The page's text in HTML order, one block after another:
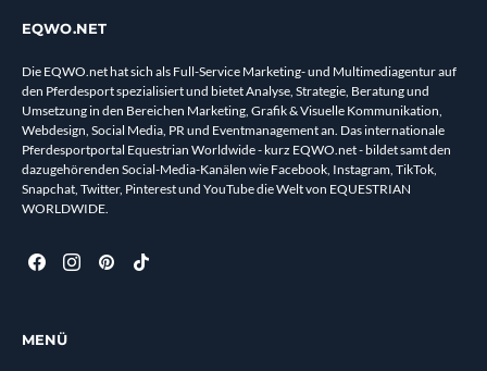
EQWO.NET
Die EQWO.net hat sich als Full-Service Marketing- und Multimediagentur auf
den Pferdesport spezialisiert und bietet Analyse, Strategie, Beratung und
Umsetzung in den Bereichen Marketing, Grafik & Visuelle Kommunikation,
Webdesign, Social Media, PR und Eventmanagement an. Das internationale
Pferdesportportal Equestrian Worldwide - kurz EQWO.net - bildet samt den
dazugehörenden Social-Media-Kanälen wie Facebook, Instagram, TikTok,
Snapchat, Twitter, Pinterest und YouTube die Welt von EQUESTRIAN
WORLDWIDE.
MENÜ